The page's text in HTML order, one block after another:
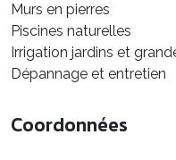
Murs en pierres
Piscines naturelles
Irrigation jardins et
Dépannage et entretien
Coordonnées